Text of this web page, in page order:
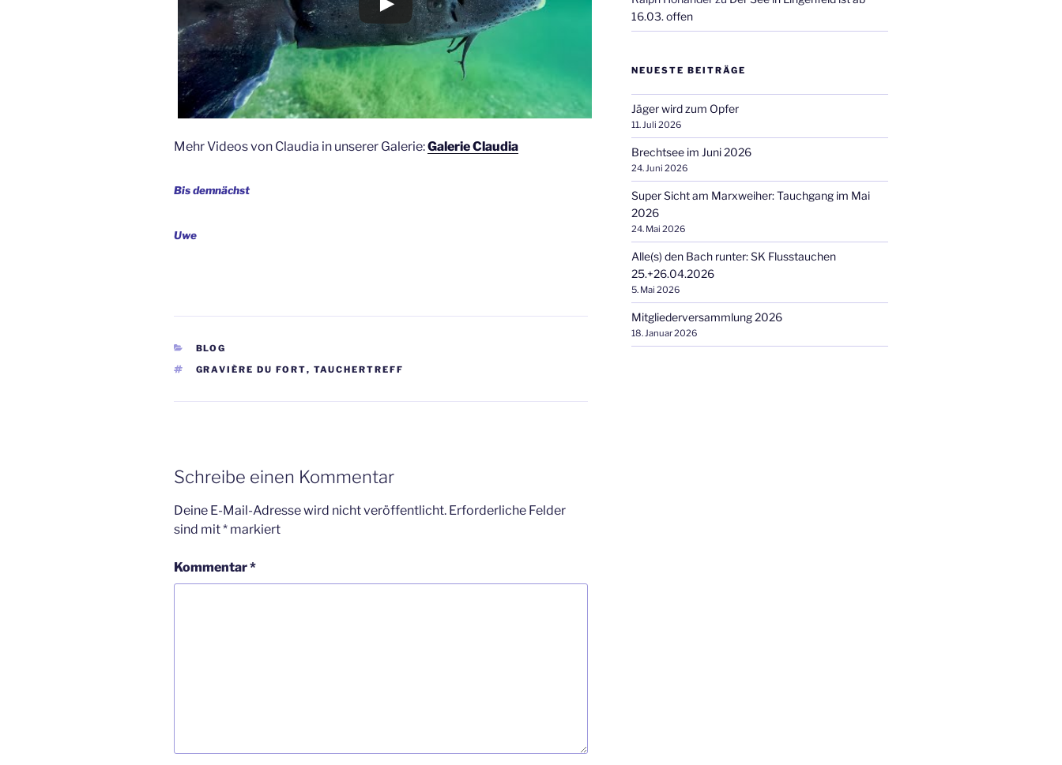
Mehr Videos von Claudia in unserer Galerie:Galerie Claudia
Bis demnächst
Uwe
KATEGORIEN
BLOG
SCHLAGWÖRTER
GRAVIÈRE DU FORT, TAUCHERTREFF
Schreibe einen Kommentar
Deine E-Mail-Adresse wird nicht veröffentlicht. Erforderliche Felder
sind mit* markiert
Kommentar*
16.03. offen
NEUESTE BEITRÄGE
Jäger wird zum Opfer
11. Juli 2026
Brechtsee im Juni 2026
24. Juni 2026
Super Sicht am Marxweiher: Tauchgang im Mai
2026
24. Mai 2026
Alle(s) den Bach runter: SK Flusstauchen
25.+26.04.2026
5. Mai 2026
Mitgliederversammlung 2026
18. Januar 2026